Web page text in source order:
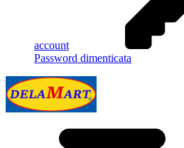
account
Password dimenticata